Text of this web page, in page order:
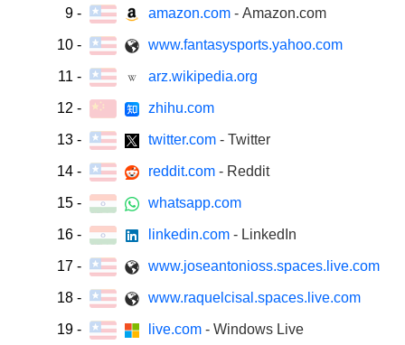
9 - amazon.com - Amazon.com
10 - www.fantasysports.yahoo.com
11 - arz.wikipedia.org
12 - zhihu.com
13 - twitter.com - Twitter
14 - reddit.com - Reddit
15 - whatsapp.com
16 - linkedin.com - LinkedIn
17 - www.joseantonioss.spaces.live.com
18 - www.raquelcisal.spaces.live.com
19 - live.com - Windows Live